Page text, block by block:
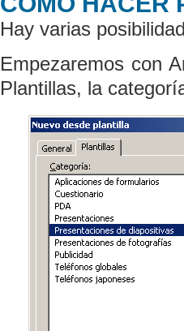
Hay varias
Empezaremos con
Plantillas, la